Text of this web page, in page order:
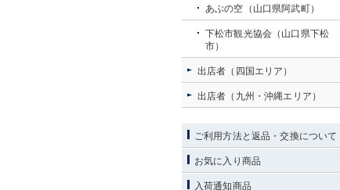
あぶの空（山口県阿武町）
下松市観光協会（山口県下松
市）
出店者（四国エリア）
出店者（九州・沖縄エリア）
ご利用方法と返品・交換について
お気に入り商品
入荷通知商品